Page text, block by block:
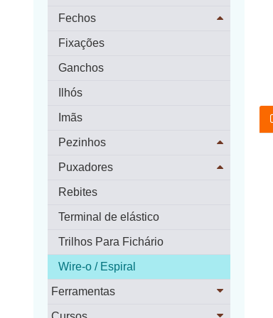
Fechos
Fixações
Ganchos
Ilhós
Imãs
Pezinhos
Puxadores
Rebites
Terminal de elástico
Trilhos Para Fichário
Wire-o / Espiral
Ferramentas